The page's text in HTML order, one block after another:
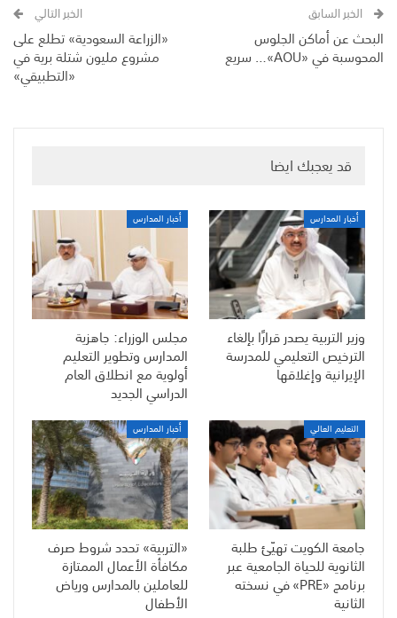
الخبر السابق
البحث عن أماكن الجلوس
المحوسبة في «AOU»… سريع
الخبر التالي
«الزراعة السعودية» تطلع على
مشروع مليون شتلة برية في
«التطبيقي»
قد يعجبك ايضا
أخبار المدارس
وزير التربية يصدر قرارًا بإلغاء
الترخيص التعليمي للمدرسة
الإيرانية وإغلاقها
أخبار المدارس
مجلس الوزراء: جاهزية
المدارس وتطوير التعليم
أولوية مع انطلاق العام
الدراسي الجديد
التعليم العالي
جامعة الكويت تهيّئ طلبة
الثانوية للحياة الجامعية عبر
برنامج «PRE» في نسخته
الثانية
أخبار المدارس
«التربية» تحدد شروط صرف
مكافأة الأعمال الممتازة
للعاملين بالمدارس ورياض
الأطفال